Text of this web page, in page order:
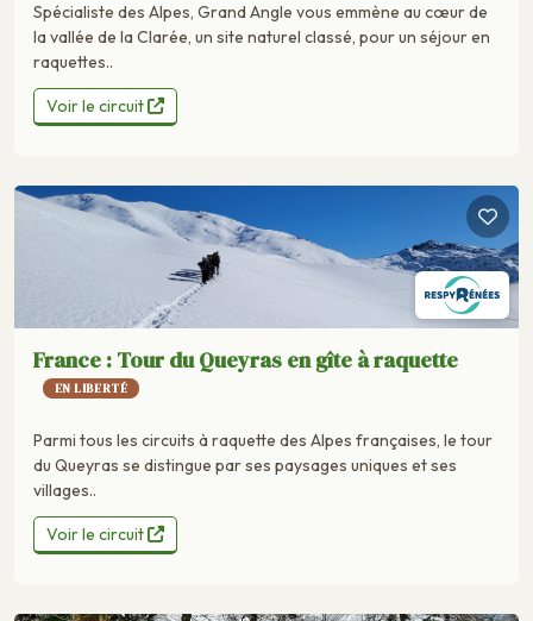
Spécialiste des Alpes, Grand Angle vous emmène au cœur de
la vallée de la Clarée, un site naturel classé, pour un séjour en
raquettes..
Voir le circuit
France : Tour du Queyras en gîte à raquette
EN LIBERTÉ
Parmi tous les circuits à raquette des Alpes françaises, le tour
du Queyras se distingue par ses paysages uniques et ses
villages..
Voir le circuit